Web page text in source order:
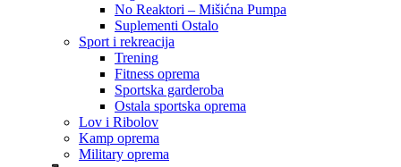
No Reaktori – Mišićna Pumpa
Suplementi Ostalo
Sport i rekreacija
Trening
Fitness oprema
Sportska garderoba
Ostala sportska oprema
Lov i Ribolov
Kamp oprema
Military oprema